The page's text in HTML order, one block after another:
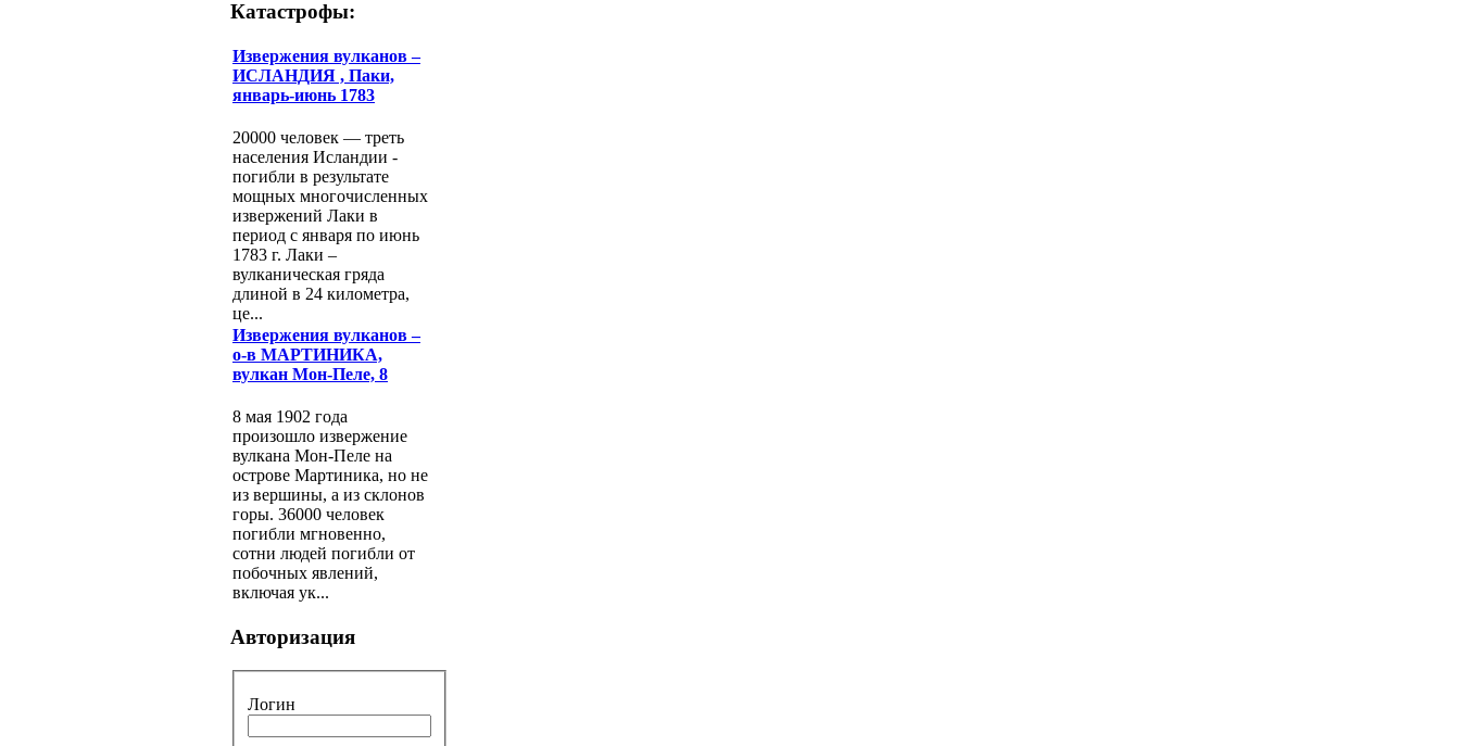
Катастрофы:
Извержения вулканов –
ИСЛАНДИЯ , Паки,
январь-июнь 1783
20000 человек — треть
населения Исландии -
погибли в результате
мощных многочисленных
извержений Лаки в
период с января по июнь
1783 г. Лаки –
вулканическая гряда
длиной в 24 километра,
це...
Извержения вулканов –
о-в МАРТИНИКА,
вулкан Мон-Пеле, 8
8 мая 1902 года
произошло извержение
вулкана Мон-Пеле на
острове Мартиника, но не
из вершины, а из склонов
горы. 36000 человек
погибли мгновенно,
сотни людей погибли от
побочных явлений,
включая ук...
Авторизация
Логин